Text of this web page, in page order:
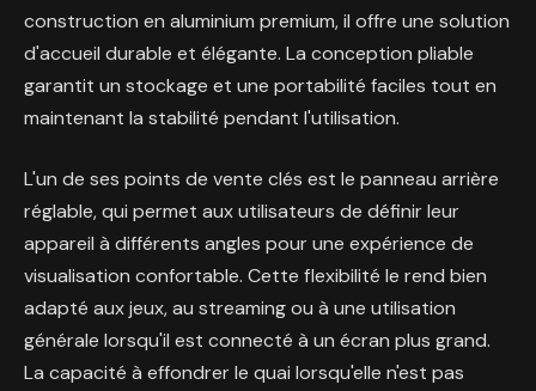
construction en aluminium premium, il offre une solution
d'accueil durable et élégante. La conception pliable
garantit un stockage et une portabilité faciles tout en
maintenant la stabilité pendant l'utilisation.
L'un de ses points de vente clés est le panneau arrière
réglable, qui permet aux utilisateurs de définir leur
appareil à différents angles pour une expérience de
visualisation confortable. Cette flexibilité le rend bien
adapté aux jeux, au streaming ou à une utilisation
générale lorsqu'il est connecté à un écran plus grand.
La capacité à effondrer le quai lorsqu'elle n'est pas